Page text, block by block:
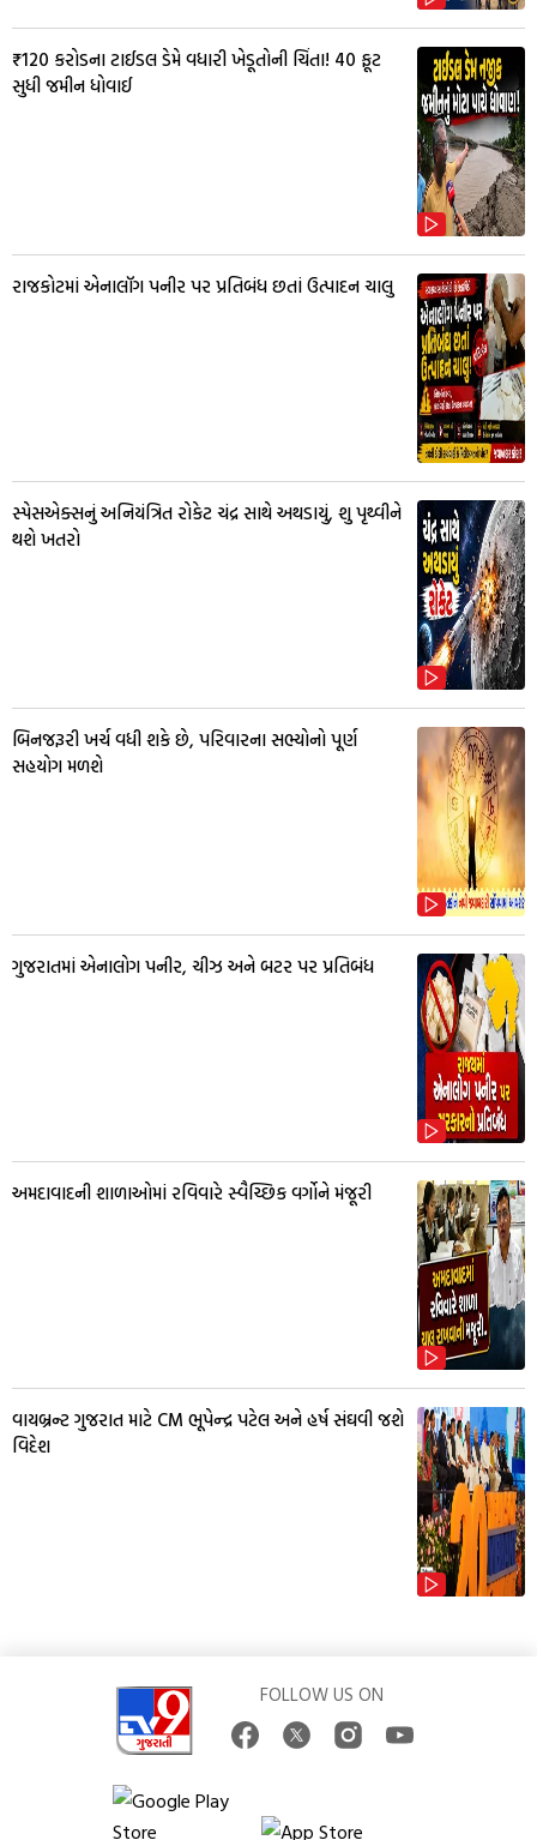
₹120 કરોડના ટાઈડલ ડેમે વધારી ખેડૂતોની ચિંતા! 40 ફૂટ
સુધી જમીન ધોવાઈ
રાજકોટમાં એનાલૉગ પનીર પર પ્રતિબંધ છતાં ઉત્પાદન ચાલુ
સ્પેસએક્સનું અનિયંત્રિત રોકેટ ચંદ્ર સાથે અથડાયું, શુ પૃથ્વીને
થશે ખતરો
બિનજરૂરી ખર્ચ વધી શકે છે, પરિવારના સભ્યોનો પૂર્ણ
સહયોગ મળશે
ગુજરાતમાં એનાલોગ પનીર, ચીઝ અને બટર પર પ્રતિબંધ
અમદાવાદની શાળાઓમાં રવિવારે સ્વૈચ્છિક વર્ગોને મંજૂરી
વાયબ્રન્ટ ગુજરાત માટે CM ભૂપેન્દ્ર પટેલ અને હર્ષ સંઘવી જશે
વિદેશ
FOLLOW US ON